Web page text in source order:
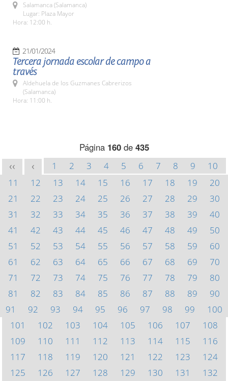
Salamanca (Salamanca)
Lugar: Plaza Mayor
Hora: 12:00 h.
21/01/2024
Tercera jornada escolar de campo a
través
Aldehuela de los Guzmanes Cabrerizos
(Salamanca)
Hora: 11:00 h.
Página 160de 435
<< < 1 2 3 4 5 6 7 8 9
10
11
12 13 14 15 16 17 18 19
20
21
22 23 24 25 26 27 28 29
30
31
32 33 34 35 36 37 38 39
40
41
42 43 44 45 46 47 48 49
50
51
52 53 54 55 56 57 58 59
60
61
62 63 64 65 66 67 68 69
70
71
72 73 74 75 76 77 78 79
80
81
82 83 84 85 86 87 88 89
90
91
92 93 94 95 96 97 98 99
100
101
102 103 104 105 106 107
108
109
110 111 112 113 114 115
116
117
118 119 120 121 122 123
124
125
126 127 128 129 130 131
132